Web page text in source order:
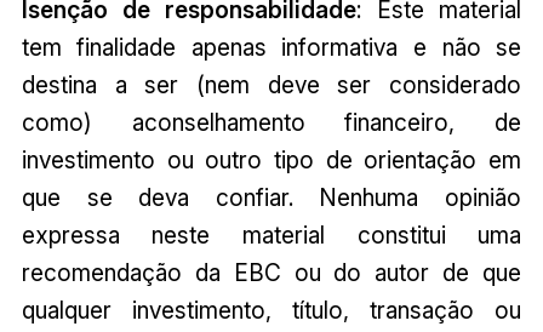
Isenção de responsabilidade: Este material
tem finalidade apenas informativa e não se
destina a ser (nem deve ser considerado
como) aconselhamento financeiro, de
investimento ou outro tipo de orientação em
que se deva confiar. Nenhuma opinião
expressa neste material constitui uma
recomendação da EBC ou do autor de que
qualquer investimento, título, transação ou